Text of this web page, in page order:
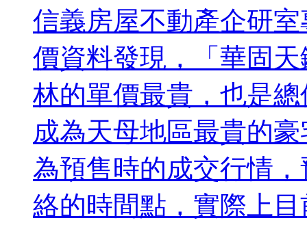
信義房屋不動產企研
價資料發現，「華固
林的單價最貴，也是
成為天母地區最貴的
為預售時的成交行情
絡的時間點，實際上